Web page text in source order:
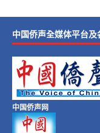
中国侨声全媒体平台
中国侨声网